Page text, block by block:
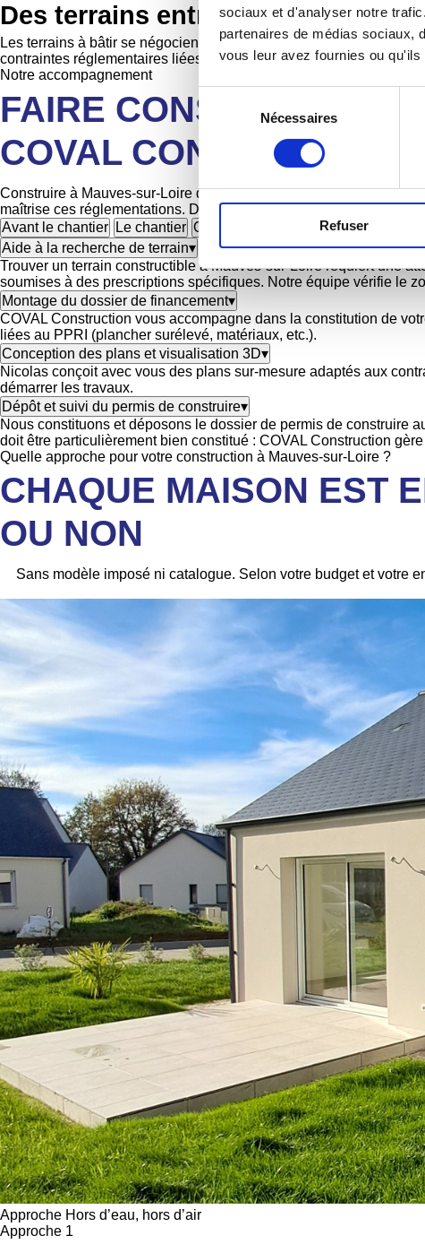
sociaux et d'analyser notre
partenaires de médias sociaux,
vous leur avez fournies ou
Sélection
du
consentement
Nécessaires
Refuser
Des terrains entre 170 et 245 €/m²
Les terrains à bâtir se négocient entre 170 et 245 €/m² à Mauves-
contraintes réglementaires liées au risque inondation.
Notre accompagnement
FAIRE CONSTRUIRE
COVAL CONSTRUCTION
Construire à Mauves-sur-Loire demande une expertise précise
maîtrise ces réglementations. Depuis plus de 40 ans, nous
Avant le chantier
Le chantier Options & compléments
Aide à la recherche de terrain▾
Trouver un terrain constructible à Mauves-sur-Loire requiert une
soumises à des prescriptions spécifiques. Notre équipe vérifie le
Montage du dossier de financement▾
COVAL Construction vous accompagne dans la constitution de
liées au PPRI (plancher surélevé, matériaux, etc.).
Conception des plans et visualisation 3D▾
Nicolas conçoit avec vous des plans sur-mesure adaptés aux
démarrer les travaux.
Dépôt et suivi du permis de construire▾
Nous constituons et déposons le dossier de permis de construire
doit être particulièrement bien constitué : COVAL Construction
Quelle approche pour votre construction à Mauves-sur-Loire ?
CHAQUE MAISON EST
OU NON
Sans modèle imposé ni catalogue. Selon votre budget et votre
Approche Hors d’eau, hors d’air
Approche 1